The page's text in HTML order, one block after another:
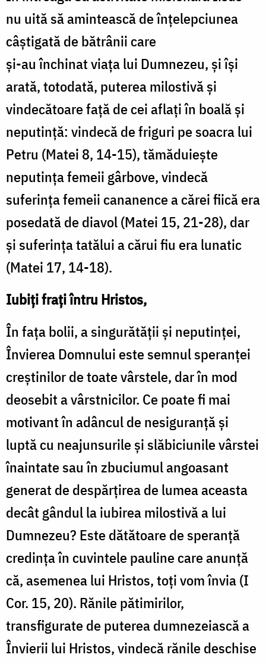
nu uită să amintească de înțelepciunea
câștigată de bătrânii care
și-au închinat viața lui Dumnezeu, și își
arată, totodată, puterea milostivă și
vindecătoare față de cei aflați în boală și
neputință: vindecă de friguri pe soacra lui
Petru (Matei 8, 14-15), tămăduiește
neputința femeii gârbove, vindecă
suferința femeii cananence a cărei fiică era
posedată de diavol (Matei 15, 21-28), dar
și suferința tatălui a cărui fiu era lunatic
(Matei 17, 14-18).
Iubiți frați întru Hristos,
În fața bolii, a singurătății și neputinței,
Învierea Domnului este semnul speranței
creștinilor de toate vârstele, dar în mod
deosebit a vârstnicilor. Ce poate fi mai
motivant în adâncul de nesiguranță și
luptă cu neajunsurile și slăbiciunile vârstei
înaintate sau în zbuciumul angoasant
generat de despărțirea de lumea aceasta
decât gândul la iubirea milostivă a lui
Dumnezeu? Este dătătoare de speranță
credința în cuvintele pauline care anunță
că, asemenea lui Hristos, toți vom învia (I
Cor. 15, 20). Rănile pătimirilor,
transfigurate de puterea dumnezeiască a
Învierii lui Hristos, vindecă rănile deschise